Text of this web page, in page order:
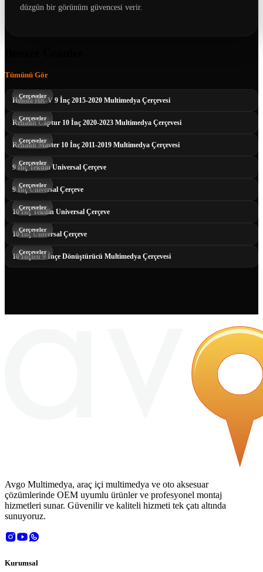
düzgün bir görünüm güvencesi verir.
Tümünü Gör
Honda HR-V 9 İnç 2015-2020 Multimedya Çerçevesi
Çerçeveler
Renault Captur 10 İnç 2020-2023 Multimedya Çerçevesi
Çerçeveler
Renault Master 10 İnç 2011-2019 Multimedya Çerçevesi
Çerçeveler
9 İnç Tekdin Universal Çerçeve
Çerçeveler
9 İnç Universal Çerçeve
Çerçeveler
10 İnç Tekdin Universal Çerçeve
Çerçeveler
10 İnç Universal Çerçeve
Çerçeveler
10 İnçten 9 İnçe Dönüştürücü Multimedya Çerçevesi
Çerçeveler
Avgo Multimedya, araç içi multimedya ve oto aksesuar
çözümlerinde OEM uyumlu ürünler ve profesyonel montaj
hizmetleri sunar. Güvenilir ve kaliteli hizmeti tek çatı altında
sunuyoruz.
Kurumsal